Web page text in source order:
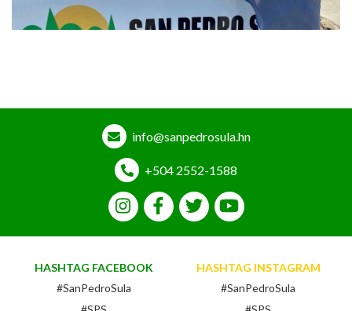
info@sanpedrosula.hn
+504 2552-1588
HASHTAG FACEBOOK
#SanPedroSula
HASHTAG INSTAGRAM
#SanPedroSula